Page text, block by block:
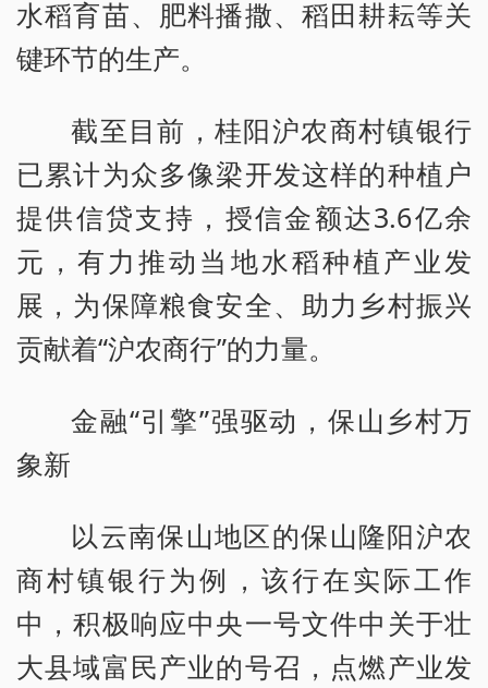
水稻育苗、肥料播撒、稻田耕耘等关
键环节的生产。
截至目前，桂阳沪农商村镇银行
已累计为众多像梁开发这样的种植户
提供信贷支持，授信金额达3.6亿余
元，有力推动当地水稻种植产业发
展，为保障粮食安全、助力乡村振兴
贡献着“沪农商行”的力量。
金融“引擎”强驱动，保山乡村万
象新
以云南保山地区的保山隆阳沪农
商村镇银行为例，该行在实际工作
中，积极响应中央一号文件中关于壮
大县域富民产业的号召，点燃产业发